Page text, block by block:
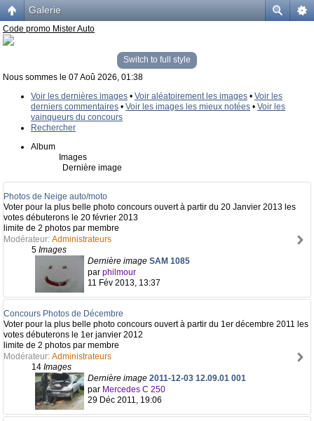
Galerie
Code promo Mister Auto
Switch to full style
Nous sommes le 07 Aoû 2026, 01:38
Voir les dernières images • Voir aléatoirement les images • Voir les
derniers commentaires • Voir les images les mieux notées • Voir les
vainqueurs du concours
Rechercher
Album
Images
Dernière image
Photos de Neige auto/moto
Voter pour la plus belle photo concours ouvert à partir du 20 Janvier 2013 les
votes débuterons le 20 février 2013
limite de 2 photos par membre
Modérateur: Administrateurs
5 Images
Dernière image SAM 1085
par philmour
11 Fév 2013, 13:37
Concours Photos de Décembre
Voter pour la plus belle photo concours ouvert à partir du 1er décembre 2011 les
votes débuterons le 1er janvier 2012
limite de 2 photos par membre
Modérateur: Administrateurs
14 Images
Dernière image 2011-12-03 12.09.01 001
par Mercedes C 250
29 Déc 2011, 19:06